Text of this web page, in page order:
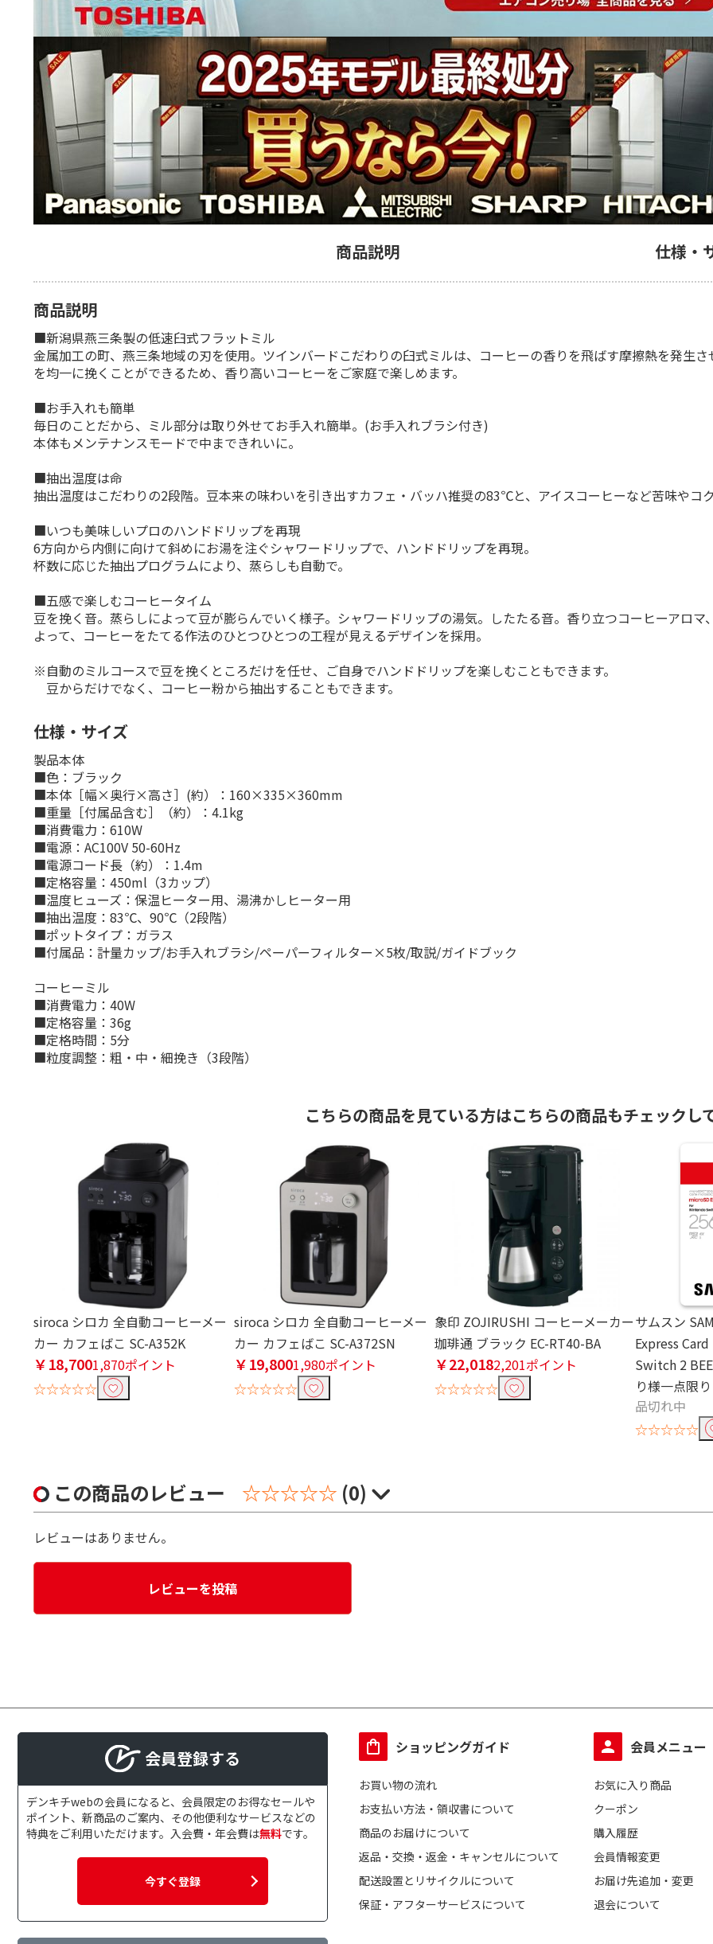
商品説明 仕様・
商品説明
■新潟県燕三条製の低速臼式フラットミル
金属加工の町、燕三条地域の刃を使用。ツインバードこだわりの臼式ミルは、コーヒーの香りを飛ばす摩擦熱を発生
を均一に挽くことができるため、香り高いコーヒーをご家庭で楽しめます。
■お手入れも簡単
毎日のことだから、ミル部分は取り外せてお手入れ簡単。(お手入れブラシ付き)
本体もメンテナンスモードで中まできれいに。
■抽出温度は命
抽出温度はこだわりの2段階。豆本来の味わいを引き出すカフェ・バッハ推奨の83℃と、アイスコーヒーなど苦味や
■いつも美味しいプロのハンドドリップを再現
6方向から内側に向けて斜めにお湯を注ぐシャワードリップで、ハンドドリップを再現。
杯数に応じた抽出プログラムにより、蒸らしも自動で。
■五感で楽しむコーヒータイム
豆を挽く音。蒸らしによって豆が膨らんでいく様子。シャワードリップの湯気。したたる音。香り立つコーヒーアロ
よって、コーヒーをたてる作法のひとつひとつの工程が見えるデザインを採用。
※自動のミルコースで豆を挽くところだけを任せ、ご自身でハンドドリップを楽しむこともできます。
豆からだけでなく、コーヒー粉から抽出することもできます。
仕様・サイズ
製品本体
■色：ブラック
■本体［幅×奥行×高さ］(約）：160×335×360mm
■重量［付属品含む］（約）：4.1kg
■消費電力：610W
■電源：AC100V 50-60Hz
■電源コード長（約）：1.4m
■定格容量：450ml（3カップ）
■温度ヒューズ：保温ヒーター用、湯沸かしヒーター用
■抽出温度：83℃、90℃（2段階）
■ポットタイプ：ガラス
■付属品：計量カップ/お手入れブラシ/ペーパーフィルター×5枚/取説/ガイドブック
コーヒーミル
■消費電力：40W
■定格容量：36g
■定格時間：5分
■粒度調整：粗・中・細挽き（3段階）
こちらの商品を見ている方はこちらの商品もチェックし
siroca シロカ 全自動コーヒーメー
カー カフェばこ SC-A352K
￥18,7001,870ポイント
☆☆☆☆☆
siroca シロカ 全自動コーヒーメー
カー カフェばこ SC-A372SN
￥19,8001,980ポイント
☆☆☆☆☆
象印 ZOJIRUSHI コーヒーメーカー
珈琲通 ブラック EC-RT40-BA
￥22,0182,201ポイント
☆☆☆☆☆
サムスン
Express
Switch 2
り様一点限り
品切れ中
☆☆☆☆☆
この商品のレビュー ☆☆☆☆☆ (0)
レビューはありません。
レビューを投稿
会員登録する
デンキチwebの会員になると、会員限定のお得なセールや
ポイント、新商品のご案内、その他便利なサービスなどの
特典をご利用いただけます。入会費・年会費は無料です。
今すぐ登録
ショッピングガイド
お買い物の流れ
お支払い方法・領収書について
商品のお届けについて
返品・交換・返金・キャンセルについて
配送設置とリサイクルについて
保証・アフターサービスについて
会員メニュー
お気に入り商品
クーポン
購入履歴
会員情報変更
お届け先追加・変更
退会について